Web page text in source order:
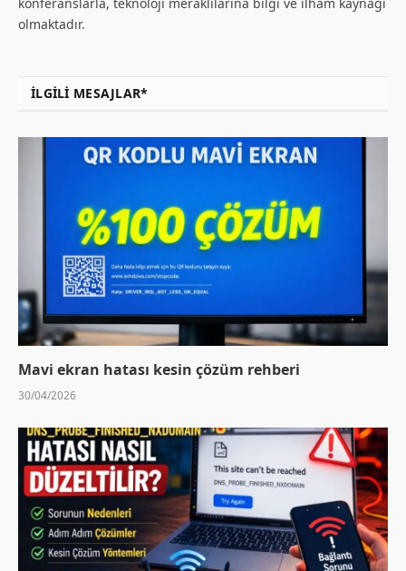
konferanslarla, teknoloji meraklılarına bilgi ve ilham kaynağı
olmaktadır.
İLGILI MESAJLAR*
Mavi ekran hatası kesin çözüm rehberi
30/04/2026